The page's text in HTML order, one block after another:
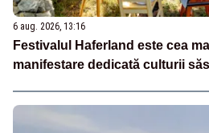
6 aug. 2026, 13:16
Festivalul Haferland este cea
manifestare dedicată culturii